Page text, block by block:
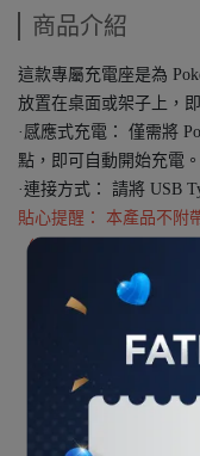
商品介紹
這款專屬充電座是為
放置在桌面或架子上，
·感應式充電： 僅需將
點，即可自動開始充電。
·連接方式： 請將 USB
貼心提醒： 本產品不附
（變壓器）。